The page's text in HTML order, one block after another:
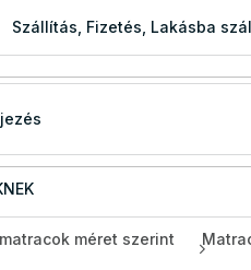
Szállítás, Fizetés, Lakásba
méret szerint